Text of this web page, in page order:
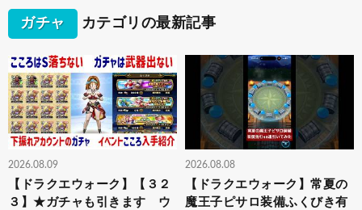
ガチャ カテゴリの最新記事
2026.08.09
【ドラクエウォーク】【３２
３】★ガチャも引きます ウ
2026.08.08
【ドラクエウォーク】常夏の
魔王子ピサロ装備ふくびき有